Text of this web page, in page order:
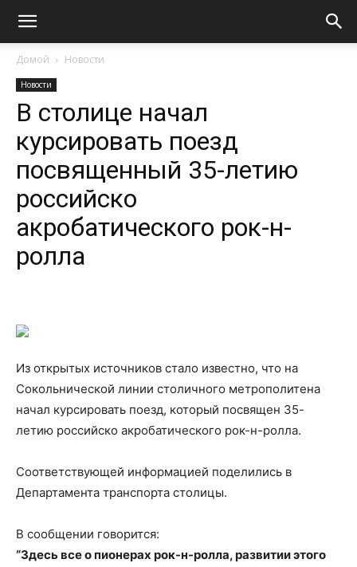
Домой Новости
Новости
В столице начал
курсировать поезд
посвященный 35-летию
российско
акробатического рок-н-
ролла
Из открытых источников стало известно, что на
Сокольнической линии столичного метрополитена
начал курсировать поезд, который посвящен 35-
летию российско акробатического рок-н-ролла.
Соответствующей информацией поделились в
Департамента транспорта столицы.
В сообщении говорится:
“Здесь все о пионерах рок-н-ролла, развитии этого